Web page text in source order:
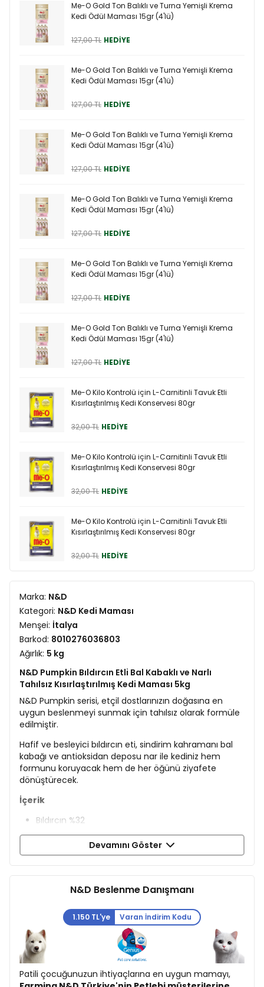
Me-O Gold Ton Balıklı ve Turna Yemişli Krema
Kedi Ödül Maması 15gr (4'lü)
127,00 TL HEDİYE
Me-O Gold Ton Balıklı ve Turna Yemişli Krema
Kedi Ödül Maması 15gr (4'lü)
127,00 TL HEDİYE
Me-O Gold Ton Balıklı ve Turna Yemişli Krema
Kedi Ödül Maması 15gr (4'lü)
127,00 TL HEDİYE
Me-O Gold Ton Balıklı ve Turna Yemişli Krema
Kedi Ödül Maması 15gr (4'lü)
127,00 TL HEDİYE
Me-O Gold Ton Balıklı ve Turna Yemişli Krema
Kedi Ödül Maması 15gr (4'lü)
127,00 TL HEDİYE
Me-O Gold Ton Balıklı ve Turna Yemişli Krema
Kedi Ödül Maması 15gr (4'lü)
127,00 TL HEDİYE
Me-O Kilo Kontrolü için L-Carnitinli Tavuk Etli
Kısırlaştırılmış Kedi Konservesi 80gr
32,00 TL HEDİYE
Me-O Kilo Kontrolü için L-Carnitinli Tavuk Etli
Kısırlaştırılmış Kedi Konservesi 80gr
32,00 TL HEDİYE
Me-O Kilo Kontrolü için L-Carnitinli Tavuk Etli
Kısırlaştırılmış Kedi Konservesi 80gr
32,00 TL HEDİYE
Marka: N&D
Kategori: N&D Kedi Maması
Menşei: İtalya
Barkod: 8010276036803
Ağırlık: 5 kg
N&D Pumpkin Bıldırcın Etli Bal Kabaklı ve Narlı
Tahılsız Kısırlaştırılmış Kedi Maması 5kg
N&D Pumpkin serisi, etçil dostlarınızın doğasına en
uygun beslenmeyi sunmak için tahılsız olarak formüle
edilmiştir.
Hafif ve besleyici bıldırcın eti, sindirim kahramanı bal
kabağı ve antioksidan deposu nar ile kediniz hem
formunu koruyacak hem de her öğünü ziyafete
dönüştürecek.
İçerik
Bıldırcın %32
Kurutulmuş Bıldırcın Proteini %30
Bezelye Nişastası
Kurutulmuş Bal Kabağı %5
Ringa Balığı
Balık Yağı (ringa balığı)
Kurutulmuş Havuç
Yonca Unu
İnulin
Fruktooligosakkarit
Maya Ekstratı (mannanooligosakkarit kaynağı)
Devamını Göster
N&D Beslenme Danışmanı
1.150 TL'ye Varan İndirim Kodu
Patili çocuğunuzun ihtiyaçlarına en uygun mamayı,